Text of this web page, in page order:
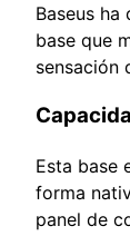
Baseus
base que
sensación
Esta base
forma
panel de